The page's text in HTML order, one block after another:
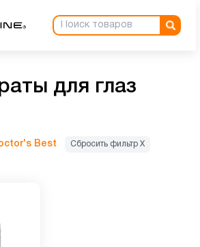
для глаз
Best Сбросить фильтр Х